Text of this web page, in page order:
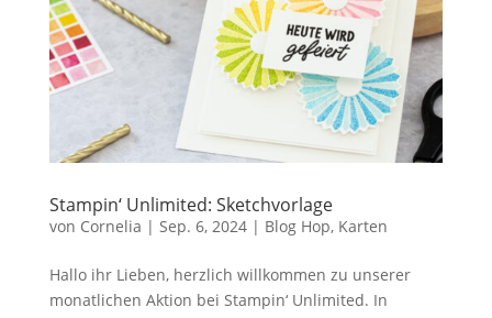
Stampin‘ Unlimited: Sketchvorlage
von Cornelia | Sep. 6, 2024| Blog Hop, Karten
Hallo ihr Lieben, herzlich willkommen zu unserer
monatlichen Aktion bei Stampin‘ Unlimited. In